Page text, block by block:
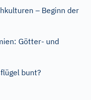
– Beginn der
Götter- und
bunt?